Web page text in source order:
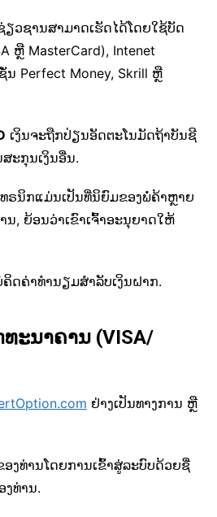
ຽວຊານສາມາດເຮັດໄດ້ໂດຍໃຊ້ບັດ
ຫຼື MasterCard), Intenet
ນ Perfect Money, Skrill ຫຼື
ເງິນຈະຖືກປ່ຽນອັດຕະໂນມັດຖ້າບັນຊີ
ະກຸນເງິນອື່ນ.
ທຣນິກແມ່ນເປັນທີ່ນິຍົມຂອງພໍ່ຄ້າຫຼາຍ
, ຍ້ອນວ່າເຂົາເຈົ້າອະນຸຍາດໃຫ້
ດຄ່າທໍານຽມສໍາລັບເງິນຝາກ.
ະນາຄານ (VISA/
ຢ່າງເປັນທາງການ ຫຼື
ອງທ່ານໂດຍການເຂົ້າສູ່ລະບົບດ້ວຍຊື່
ທ່ານ.